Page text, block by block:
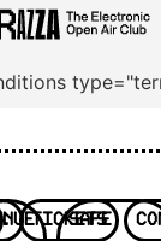
TICKETS
SAFE